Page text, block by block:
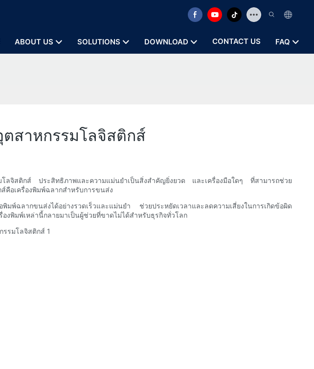
ABOUT US SOLUTIONS DOWNLOAD CONTACT US FAQ
สาหกรรมโลจิสติกส์
โลจิสติกส์ ประสิทธิภาพและความแม่นยำเป็นสิ่งสำคัญยิ่งยวด และเครื่องมือใดๆ ที่สามารถช่วย
คือเครื่องพิมพ์ฉลากสำหรับการขนส่ง
พ์ฉลากขนส่งได้อย่างรวดเร็วและแม่นยำ ช่วยประหยัดเวลาและลดความเสี่ยงในการเกิดข้อผิด
งพิมพ์เหล่านี้กลายมาเป็นผู้ช่วยที่ขาดไม่ได้สำหรับธุรกิจทั่วโลก